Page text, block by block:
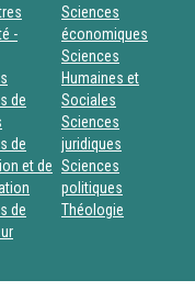
-
de
de
et de
de
Sciences
économiques
Sciences
Humaines et
Sociales
Sciences
juridiques
Sciences
politiques
Théologie